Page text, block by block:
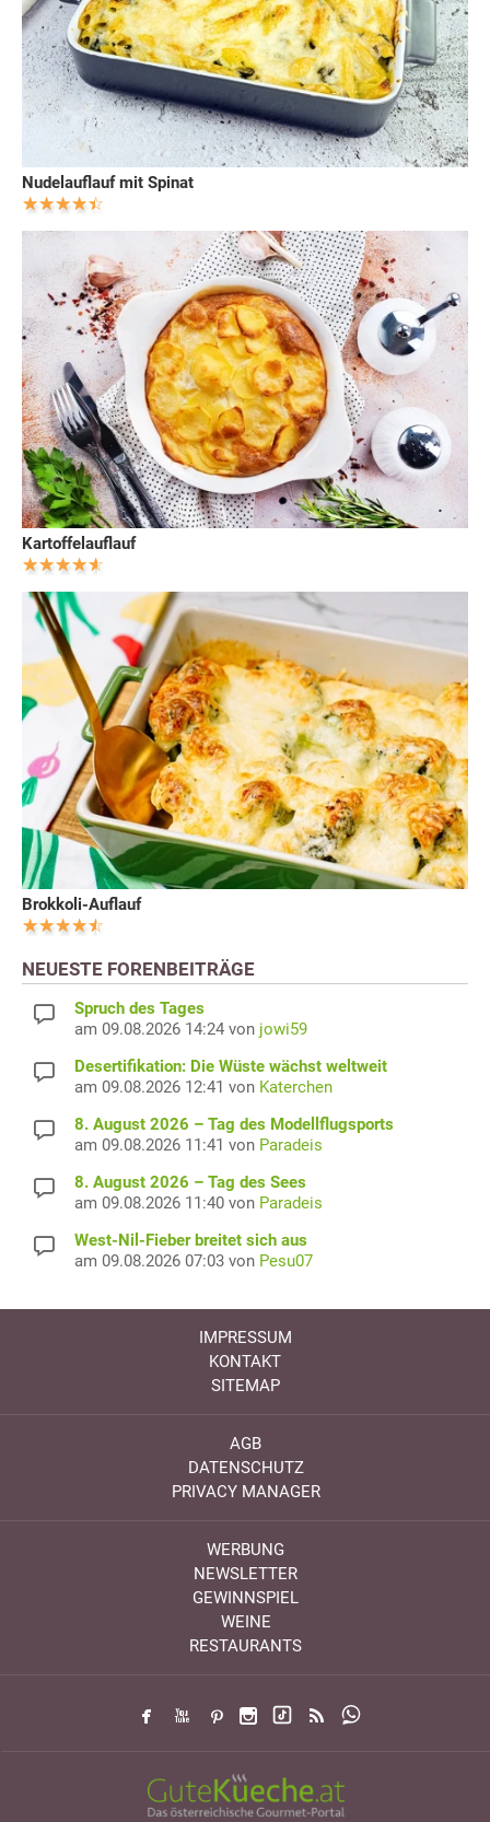
Nudelauflauf mit Spinat
Kartoffelauflauf
Brokkoli-Auflauf
NEUESTE FORENBEITRÄGE
Spruch des Tages
am 09.08.2026 14:24 von jowi59
Desertifikation: Die Wüste wächst weltweit
am 09.08.2026 12:41 von Katerchen
8. August 2026 – Tag des Modellflugsports
am 09.08.2026 11:41 von Paradeis
8. August 2026 – Tag des Sees
am 09.08.2026 11:40 von Paradeis
West-Nil-Fieber breitet sich aus
am 09.08.2026 07:03 von Pesu07
IMPRESSUM
KONTAKT
SITEMAP
AGB
DATENSCHUTZ
PRIVACY MANAGER
WERBUNG
NEWSLETTER
GEWINNSPIEL
WEINE
RESTAURANTS